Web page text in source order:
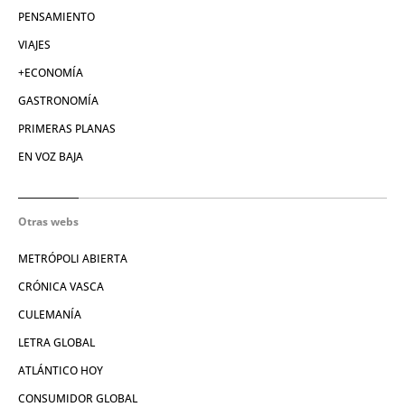
PENSAMIENTO
VIAJES
+ECONOMÍA
GASTRONOMÍA
PRIMERAS PLANAS
EN VOZ BAJA
Otras webs
METRÓPOLI ABIERTA
CRÓNICA VASCA
CULEMANÍA
LETRA GLOBAL
ATLÁNTICO HOY
CONSUMIDOR GLOBAL